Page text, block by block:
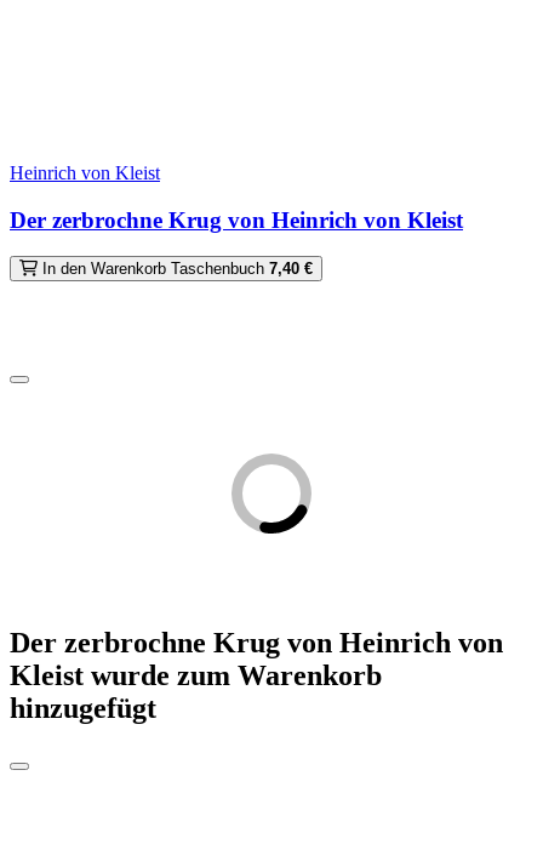
Heinrich von Kleist
Der zerbrochne Krug von Heinrich von Kleist
In den Warenkorb Taschenbuch 7,40 €
Der zerbrochne Krug von Heinrich von
Kleist wurde zum Warenkorb
hinzugefügt